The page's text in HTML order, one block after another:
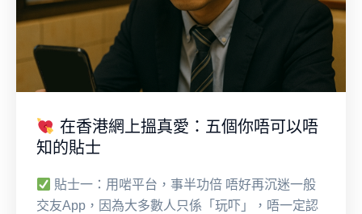
在香港網上搵真愛：五個你唔可以唔
知的貼士
貼士一：用啱平台，事半功倍 唔好再沉迷一般
交友App，因為大多數人只係「玩吓」，唔一定認